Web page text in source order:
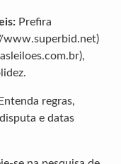
Prefira
www.superbid.net)
Entenda regras,
e datas